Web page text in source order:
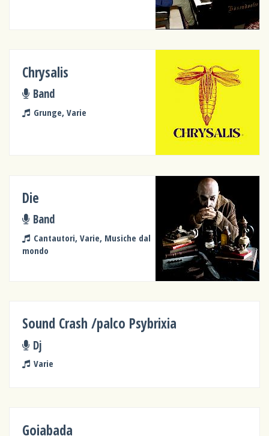
Chrysalis
Band
Grunge, Varie
Die
Band
Cantautori, Varie, Musiche dal
mondo
Sound Crash /palco Psybrixia
Dj
Varie
Goiabada